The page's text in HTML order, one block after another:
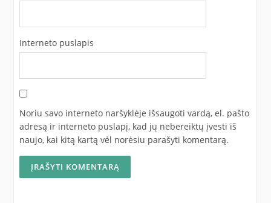
Interneto puslapis
Noriu savo interneto naršyklėje išsaugoti vardą, el. pašto
adresą ir interneto puslapį, kad jų nebereiktų įvesti iš
naujo, kai kitą kartą vėl norėsiu parašyti komentarą.